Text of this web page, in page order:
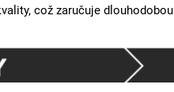
což zaručuje dlouhodobou